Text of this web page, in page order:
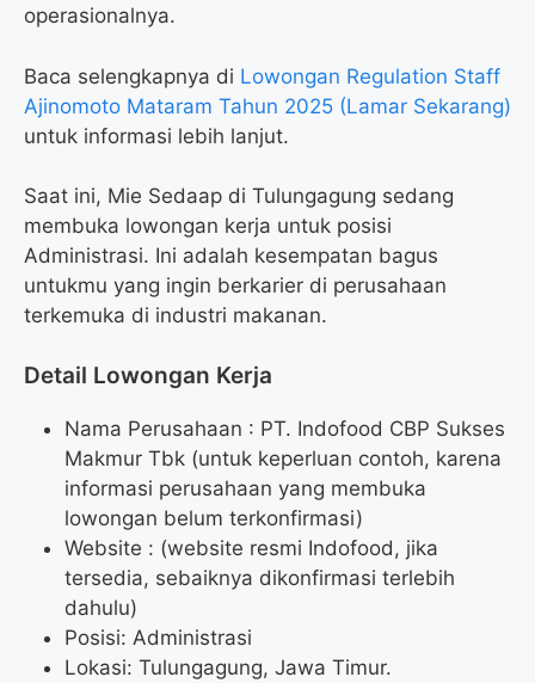
operasionalnya.
Baca selengkapnya di Lowongan Regulation Staff
Ajinomoto Mataram Tahun 2025 (Lamar Sekarang)
untuk informasi lebih lanjut.
Saat ini, Mie Sedaap di Tulungagung sedang
membuka lowongan kerja untuk posisi
Administrasi. Ini adalah kesempatan bagus
untukmu yang ingin berkarier di perusahaan
terkemuka di industri makanan.
Detail Lowongan Kerja
Nama Perusahaan : PT. Indofood CBP Sukses
Makmur Tbk (untuk keperluan contoh, karena
informasi perusahaan yang membuka
lowongan belum terkonfirmasi)
Website : (website resmi Indofood, jika
tersedia, sebaiknya dikonfirmasi terlebih
dahulu)
Posisi: Administrasi
Lokasi: Tulungagung, Jawa Timur.